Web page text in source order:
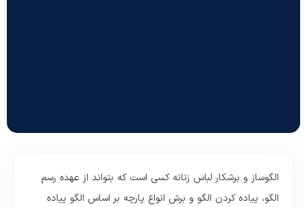
الگوساز و برشکار لباس زنانه کسی است که بتواند از عهده رسم
الگو، پیاده کردن الگو و برش انواع پارچه بر اساس الگو پیاده